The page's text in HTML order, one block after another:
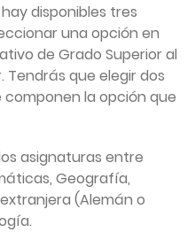
hay disponibles tres
una opción en
de Grado Superior al
que elegir dos
la opción que
asignaturas entre
Geografía,
(Alemán o